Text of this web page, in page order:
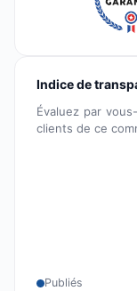
Indice de
Évaluez par
clients de ce
Publiés